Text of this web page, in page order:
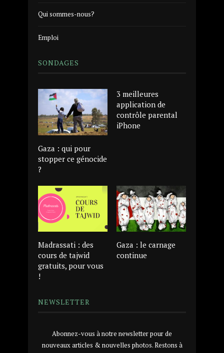
Qui sommes-nous?
Emploi
SONDAGES
Gaza : qui pour
stopper ce génocide
?
3 meilleures
application de
contrôle parental
iPhone
Madrassati : des
cours de tajwid
gratuits, pour vous
!
Gaza : le carnage
continue
NEWSLETTER
Abonnez-vous à notre newsletter pour de
nouveaux articles & nouvelles photos. Restons à